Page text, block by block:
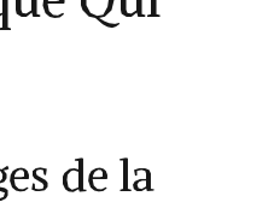
de la